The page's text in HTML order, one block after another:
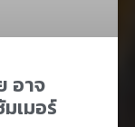
อาจ
เมอร์